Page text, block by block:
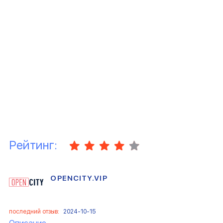
Рейтинг:
OPENCITY.VIP
последний отзыв: 2024-10-15